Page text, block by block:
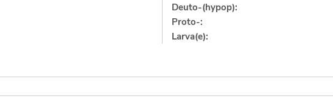
Deuto-(hypop):
Proto-:
Larva(e):